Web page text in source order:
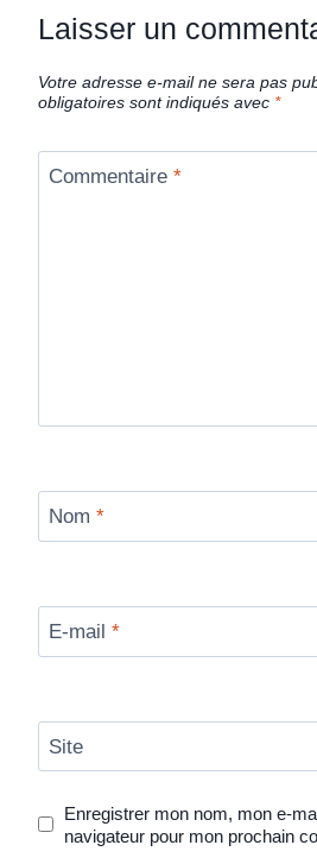
Laisser un
Votre adresse e-mail ne sera pas
obligatoires sont indiqués avec *
Commentaire *
Nom *
E-mail *
Site
Enregistrer mon nom, mon e-
navigateur pour mon prochain